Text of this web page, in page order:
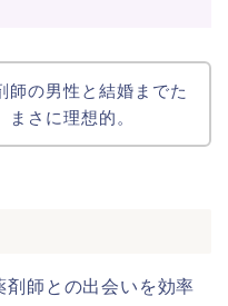
師の男性と結婚までた
さに理想的。
剤師との出会いを効率